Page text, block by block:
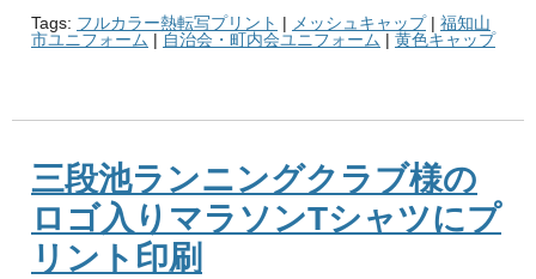
Tags: フルカラー熱転写プリント | メッシュキャップ| 福知山
市ユニフォーム | 自治会・町内会ユニフォーム | 黄色キャップ
三段池ランニングクラブ様の
ロゴ入りマラソンTシャツにプ
リント印刷